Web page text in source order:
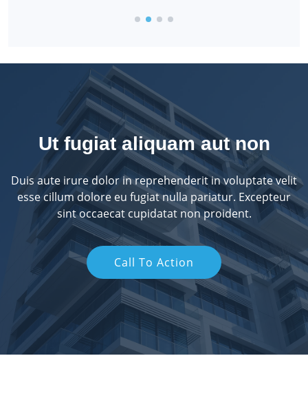
Ut fugiat aliquam aut non
Duis aute irure dolor in reprehenderit in voluptate velit
esse cillum dolore eu fugiat nulla pariatur. Excepteur
sint occaecat cupidatat non proident.
Call To Action